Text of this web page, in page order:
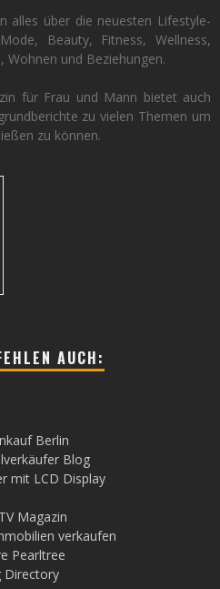
alles über die neuesten Lifestyle-
Beauty, Fitness, Wellness,
Wohnen und Beziehungen.
für Frau und Mann bietet auch
zu vielen Themen um
zu können.
AUCH:
Berlin
Blog
mit LCD Display
Magazin
verkaufen
Pearltree
Directory